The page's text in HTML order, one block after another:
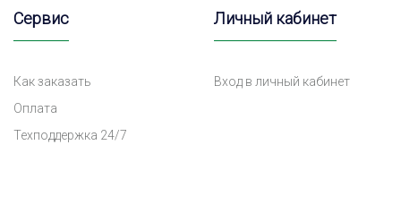
Сервис
Как заказать
Оплата
Техподдержка 24/7
Личный кабинет
Вход в личный кабинет